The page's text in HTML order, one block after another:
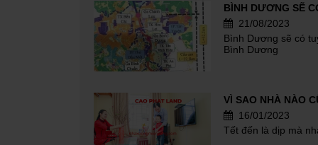
21/08/2023
Bình Dương sẽ có
Bình Dương
16/01/2023
Tết đến là dịp mà